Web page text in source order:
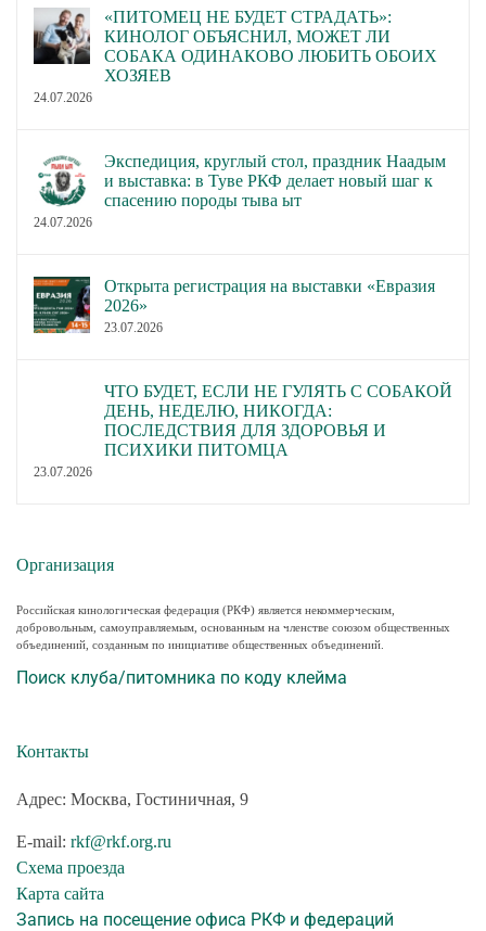
«ПИТОМЕЦ НЕ БУДЕТ СТРАДАТЬ»:
КИНОЛОГ ОБЪЯСНИЛ, МОЖЕТ ЛИ
СОБАКА ОДИНАКОВО ЛЮБИТЬ ОБОИХ
ХОЗЯЕВ
24.07.2026
Экспедиция, круглый стол, праздник Наадым
и выставка: в Туве РКФ делает новый шаг к
спасению породы тыва ыт
24.07.2026
Открыта регистрация на выставки «Евразия
2026»
23.07.2026
ЧТО БУДЕТ, ЕСЛИ НЕ ГУЛЯТЬ С СОБАКОЙ
ДЕНЬ, НЕДЕЛЮ, НИКОГДА:
ПОСЛЕДСТВИЯ ДЛЯ ЗДОРОВЬЯ И
ПСИХИКИ ПИТОМЦА
23.07.2026
Организация
Российская кинологическая федерация (РКФ) является некоммерческим,
добровольным, самоуправляемым, основанным на членстве союзом общественных
объединений, созданным по инициативе общественных объединений.
Поиск клуба/питомника по коду клейма
Контакты
Адрес: Москва, Гостиничная, 9
E-mail: rkf@rkf.org.ru
Схема проезда
Карта сайта
Запись на посещение офиса РКФ и федераций